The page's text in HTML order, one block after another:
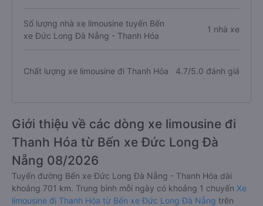
Số lượng nhà xe limousine tuyến Bến
xe Đức Long Đà Nẵng - Thanh Hóa
1 nhà xe
Chất lượng xe limousine đi Thanh Hóa 4.7/5.0 đánh giá
Giới thiệu về các dòng xe limousine đi
Thanh Hóa từ Bến xe Đức Long Đà
Nẵng 08/2026
Tuyến đường Bến xe Đức Long Đà Nẵng - Thanh Hóa dài
khoảng 701 km. Trung bình mỗi ngày có khoảng 1 chuyến Xe
limousine đi Thanh Hóa từ Bến xe Đức Long Đà Nẵng trên